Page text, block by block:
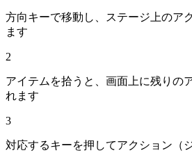
方向キーで移動し、ステージ上のア
ます
2
アイテムを拾うと、画面上に残りの
れます
3
対応するキーを押してアクション（